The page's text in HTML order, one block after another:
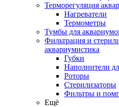
Терморегуляция
Нагреватели
Термометры
Тумбы для
Фильтрация и
аквариумистика
Губки
Наполнители
Роторы
Стерилизаторы
Фильтры и
Ещё